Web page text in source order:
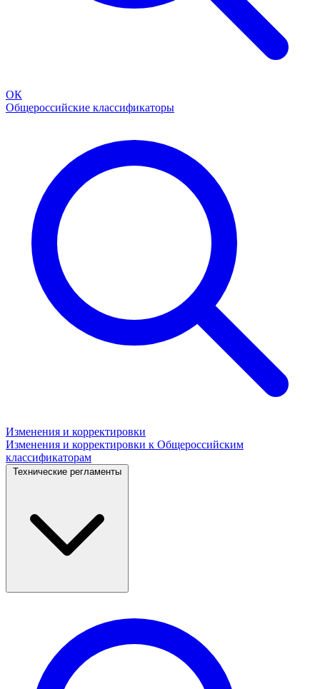
ОК
Общероссийские классификаторы
Изменения и корректировки
Изменения и корректировки к Общероссийским
классификаторам
Технические регламенты